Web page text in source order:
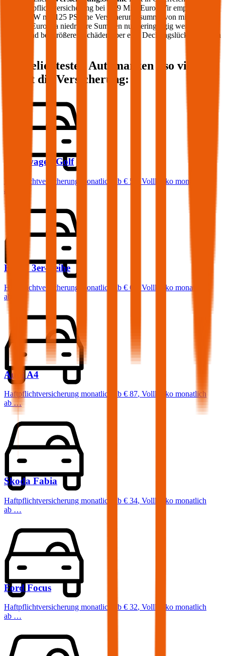
Kfz-Haftpflichtversicherung bei 7,79 Mio. Euro. Wir empfehlen für
Ihren PKW mit
125 PS eine Versicherungssumme von mindestens
20 Mio. Euro, da niedrigere Summen nur geringfügig weniger
kosten und bei größeren Schäden aber eine Deckungslücke auftreten
Die beliebtesten Automarken - so viel
kostet die Versicherung:
Volkswagen Golf
Haftpflichtversicherung monatlich ab € 50
Vollkasko monatlich
ab …
BMW 3er-Reihe
Haftpflichtversicherung monatlich ab € 68
Vollkasko monatlich
ab …
Audi A4
Haftpflichtversicherung monatlich ab € 87, Vollkasko monatlich
ab …
Skoda Fabia
Haftpflichtversicherung monatlich ab € 34, Vollkasko monatlich
ab …
Ford Focus
Haftpflichtversicherung monatlich ab € 32, Vollkasko monatlich
ab …